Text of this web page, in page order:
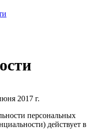
г.
персональных
действует в